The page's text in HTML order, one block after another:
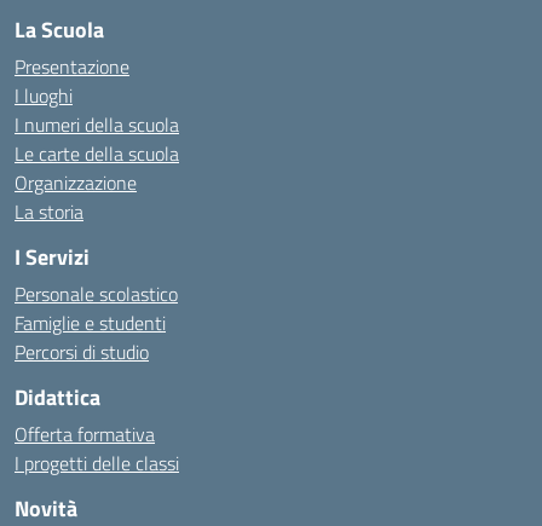
La Scuola
Presentazione
I luoghi
I numeri della scuola
Le carte della scuola
Organizzazione
La storia
I Servizi
Personale scolastico
Famiglie e studenti
Percorsi di studio
Didattica
Offerta formativa
I progetti delle classi
Novità